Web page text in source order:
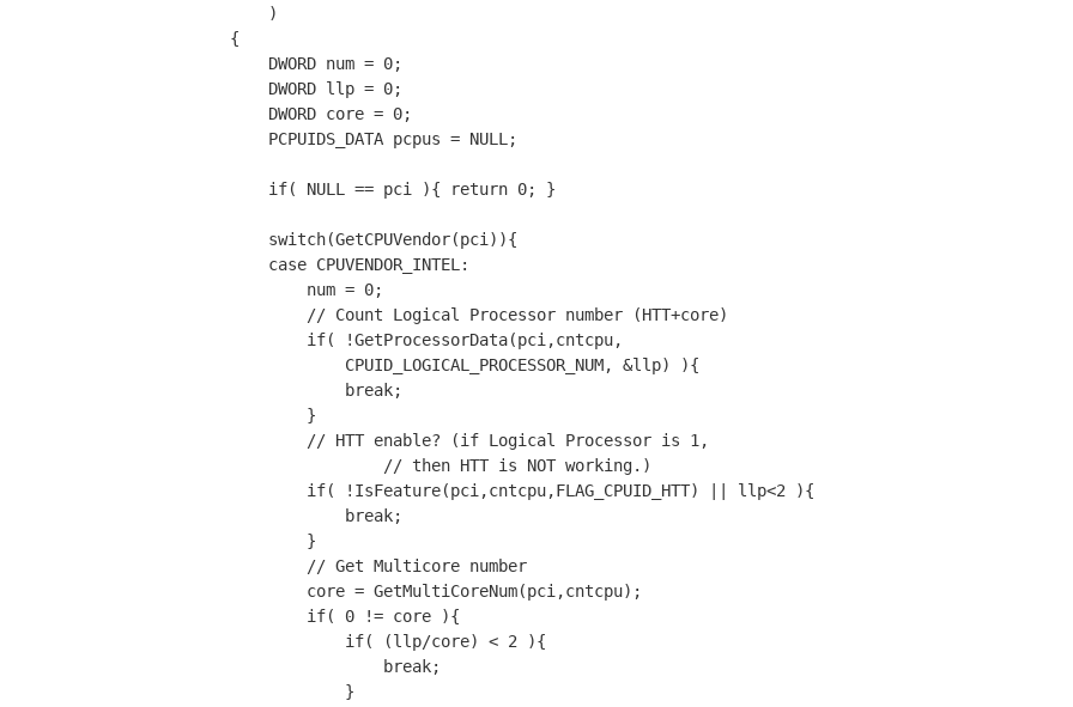
{
    PCPUIDS_DATA pcpus =
NULL;
if( NULL == pci ){ return 0; }
switch(GetCPUVendor(pci)){
case CPUVENDOR_INTEL:
// Count Logical Processor number (HTT+core)
if( !GetProcessorData(pci,cntcpu,
break;
// HTT enable? (if Logical Processor is 1,
// then HTT is NOT working.)
if( !IsFeature(pci,cntcpu,FLAG_CPUID_HTT) || llp<2 ){
break;
// Get Multicore number
if( 0 != core ){
if( (llp/core) < 2 ){
break;